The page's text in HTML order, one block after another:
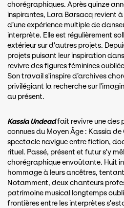
chorégraphiques. Après quinze
inspirantes, Lara Barsacq revient
d’une expérience multiple de
interprète. Elle est régulièrement
extérieur sur d'autres projets.
projets puisant leur inspiration
revivre des figures féminines
Son travail s'inspire d’archives
privilégiant la recherche sur
au présent.
Kassia Undeadfait revivre une des
connues du Moyen Âge : Kassia
spectacle navigue entre fiction,
rituel. Passé, présent et futur s'y
chorégraphique envoûtante. Huit
hommage à leurs ancêtres,
Notamment, deux chanteurs
patrimoine musical longtemps
frontières entre les interprètes